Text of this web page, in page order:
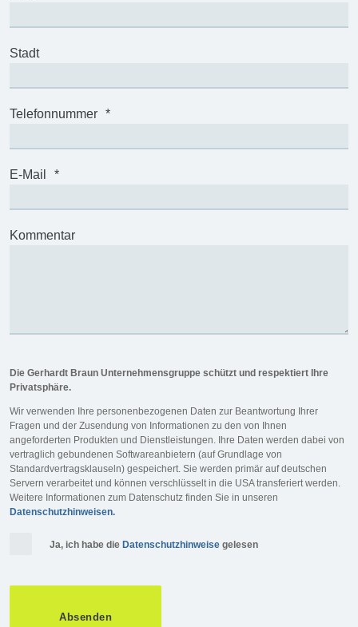
Stadt
Telefonnummer *
E-Mail *
Kommentar
Die Gerhardt Braun Unternehmensgruppe schützt und respektiert Ihre
Privatsphäre.
Wir verwenden Ihre personenbezogenen Daten zur Beantwortung Ihrer
Fragen und der Zusendung von Informationen zu den von Ihnen
angeforderten Produkten und Dienstleistungen. Ihre Daten werden dabei von
vertraglich gebundenen Softwareanbietern (auf Grundlage von
Standardvertragsklauseln) gespeichert. Sie werden primär auf deutschen
Servern verarbeitet und können verschlüsselt in die USA transferiert werden.
Weitere Informationen zum Datenschutz finden Sie in unseren
Datenschutzhinweisen.
Ja, ich habe die Datenschutzhinweise gelesen